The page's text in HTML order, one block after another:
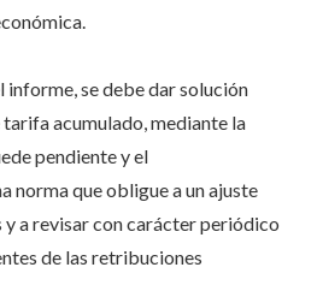
informe, se debe dar solución
acumulado, mediante la
pendiente y el
norma que obligue a un ajuste
y a revisar con carácter periódico
de las retribuciones